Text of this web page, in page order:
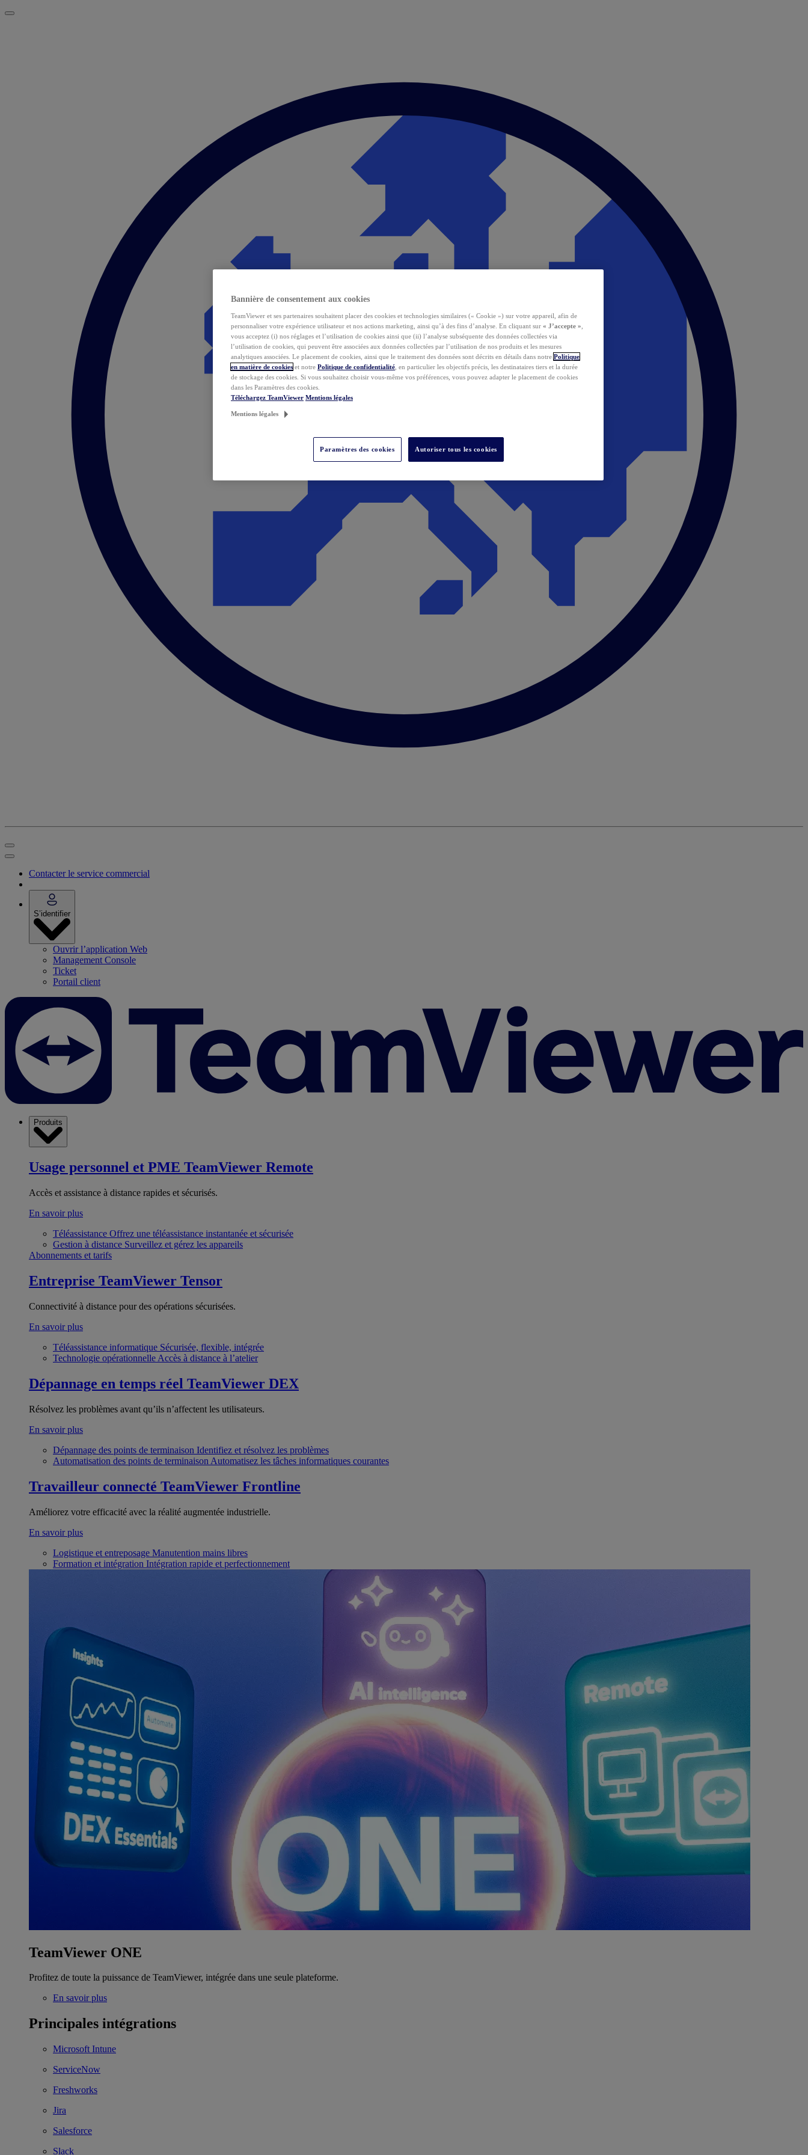
Contacter le service commercial
S’identifier
Ouvrir l’application Web
Management Console
Ticket
Portail client
Produits
Usage personnel et PME TeamViewer Remote
Accès et assistance à distance rapides et sécurisés.
En savoir plus
Téléassistance Offrez une téléassistance instantanée et sécurisée
Gestion à distance Surveillez et gérez les appareils
Abonnements et tarifs
Entreprise TeamViewer Tensor
Connectivité à distance pour des opérations sécurisées.
En savoir plus
Téléassistance informatique Sécurisée, flexible, intégrée
Technologie opérationnelle Accès à distance à l’atelier
Dépannage en temps réel TeamViewer DEX
Résolvez les problèmes avant qu’ils n’affectent les utilisateurs.
En savoir plus
Dépannage des points de terminaison Identifiez et résolvez les problèmes
Automatisation des points de terminaison Automatisez les tâches informatiques courantes
Travailleur connecté TeamViewer Frontline
Améliorez votre efficacité avec la réalité augmentée industrielle.
En savoir plus
Logistique et entreposage Manutention mains libres
Formation et intégration Intégration rapide et perfectionnement
TeamViewer ONE
Profitez de toute la puissance de TeamViewer, intégrée dans une seule plateforme.
En savoir plus
Principales intégrations
Microsoft Intune
ServiceNow
Freshworks
Jira
Salesforce
Slack
Bannière de consentement aux cookies
TeamViewer et ses partenaires souhaitent placer des cookies et technologies similaires (« Cookie ») sur votre appareil, afin de
personnaliser votre expérience utilisateur et nos actions marketing, ainsi qu’à des fins d’analyse. En cliquant sur « J’accepte »
vous acceptez (i) nos réglages et l’utilisation de cookies ainsi que (ii) l’analyse subséquente des données collectées via
l’utilisation de cookies, qui peuvent être associées aux données collectées par l’utilisation de nos produits et les mesures
analytiques associées. Le placement de cookies, ainsi que le traitement des données sont décrits en détails dans notre Politique
en matière de cookies et notre Politique de confidentialité , en particulier les objectifs précis, les destinataires tiers et la durée
de stockage des cookies. Si vous souhaitez choisir vous-même vos préférences, vous pouvez adapter le placement de cookies
dans les Paramètres des cookies.
Téléchargez TeamViewer Mentions légales
Mentions légales
Paramètres des cookies Autoriser tous les cookies